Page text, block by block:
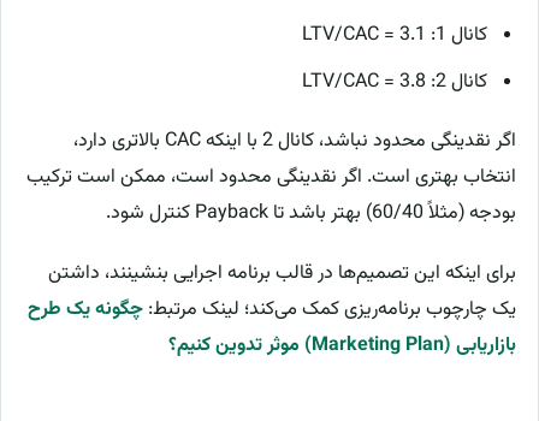
کانال 1: LTV/CAC = 3.1
کانال 2: LTV/CAC = 3.8
اگر نقدینگی محدود نباشد، کانال 2 با اینکه CAC بالاتری دارد،
انتخاب بهتری است. اگر نقدینگی محدود است، ممکن است ترکیب
بودجه (مثلاً 60/40) بهتر باشد تا Payback کنترل شود.
برای اینکه این تصمیم‌ها در قالب برنامه اجرایی بنشینند، داشتن
یک چارچوب برنامه‌ریزی کمک می‌کند؛ لینک مرتبط: چگونه یک طرح
بازاریابی (Marketing Plan) موثر تدوین کنیم؟